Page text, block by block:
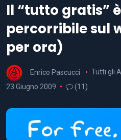
Il “tutto gratis”
percorribile sul
per ora)
Enrico Pascucci
Tutti gli
23 Giugno 2009
(11)